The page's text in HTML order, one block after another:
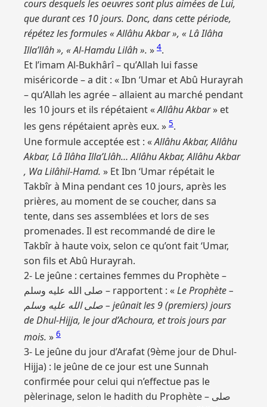
cours desquels les oeuvres sont plus aimées de Lui,
que durant ces 10 jours. Donc, dans cette période,
répétez les formules « Allâhu Akbar », « Lâ Ilâha
Illa’llâh », « Al-Hamdu Lilâh ». » 4.
Et l’imam Al-Bukhârî – qu’Allah lui fasse
miséricorde – a dit : « Ibn ‘Umar et Abû Hurayrah
– qu’Allah les agrée – allaient au marché pendant
les 10 jours et ils répétaient «Allâhu Akbar» et
les gens répétaient après eux. » 5.
Une formule acceptée est : «Allâhu Akbar, Allâhu
Akbar, Lâ Ilâha Illa’Llâh… Allâhu Akbar, Allâhu Akbar
, Wa Lilâhil-Hamd. » Et Ibn ‘Umar répétait le
Takbîr à Mina pendant ces 10 jours, après les
prières, au moment de se coucher, dans sa
tente, dans ses assemblées et lors de ses
promenades. Il est recommandé de dire le
Takbîr à haute voix, selon ce qu’ont fait ‘Umar,
son fils et Abû Hurayrah.
2- Le jeûne : certaines femmes du Prophète –
صلى الله عليه وسلم – rapportent : «Le Prophète –
صلى الله عليه وسلم – jeûnait les 9 (premiers) jours
de Dhul-Hijja, le jour d’Achoura, et trois jours par
mois. » 6
3- Le jeûne du jour d’Arafat (9ème jour de Dhul-
Hijja) : le jeûne de ce jour est une Sunnah
confirmée pour celui qui n’effectue pas le
pèlerinage, selon le hadith du Prophète – صلى